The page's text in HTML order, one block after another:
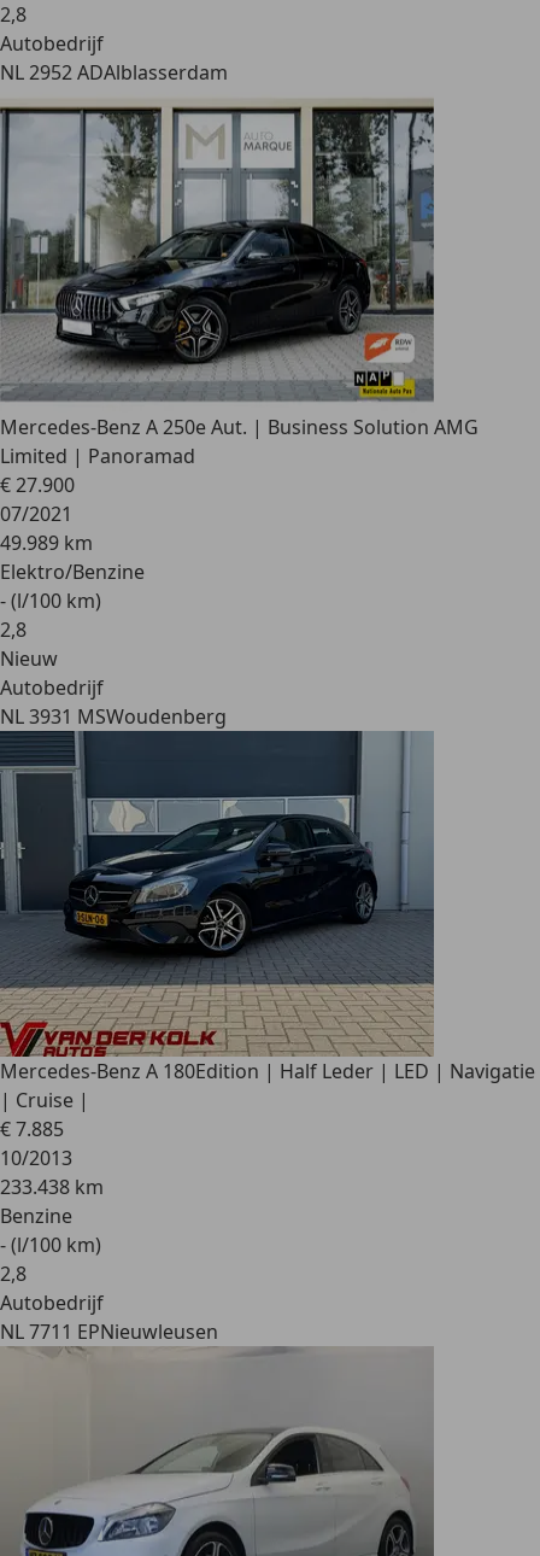
2,8
Autobedrijf
NL 2952 ADAlblasserdam
Mercedes-Benz A 250e Aut. | Business Solution AMG
Limited | Panoramad
€ 27.900
07/2021
49.989 km
Elektro/Benzine
- (l/100 km)
2,8
Nieuw
Autobedrijf
NL 3931 MSWoudenberg
Mercedes-Benz A 180Edition | Half Leder | LED | Navigatie
| Cruise |
€ 7.885
10/2013
233.438 km
Benzine
- (l/100 km)
2,8
Autobedrijf
NL 7711 EPNieuwleusen